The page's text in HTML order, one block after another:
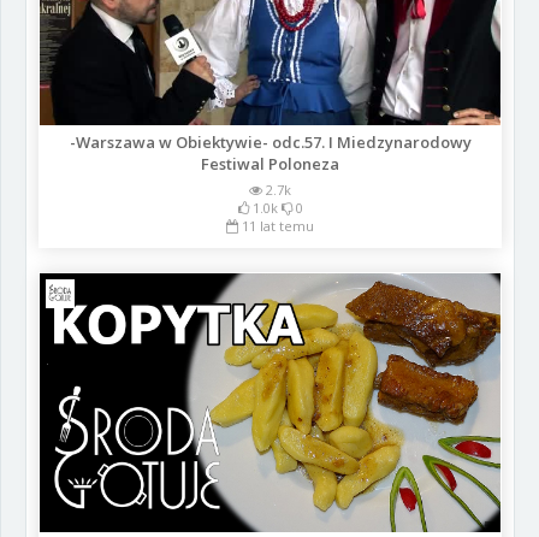
-Warszawa w Obiektywie- odc.57. I Miedzynarodowy
Festiwal Poloneza
2.7k
1.0k
0
11 lat temu